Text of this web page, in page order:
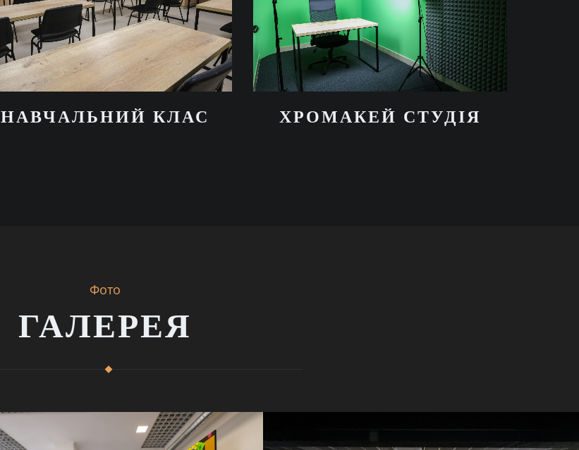
НАВЧАЛЬНИЙ КЛАС ХРОМАКЕЙ СТУДIЯ
Фото
ГАЛЕРЕЯ